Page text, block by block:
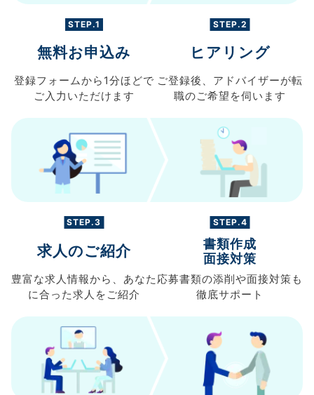
STEP.1
無料お申込み
登録フォームから 1分ほどで
ご入力 いただけます
STEP.2
ヒアリング
ご登録後、 アドバイザーが転
職のご希望を伺います
STEP.3
求人のご紹介
豊富な求人情報から、 あなた
に合った求人を ご紹介
STEP.4
書類作成
面接対策
応募書類の添削や面接対策も
徹底サポート